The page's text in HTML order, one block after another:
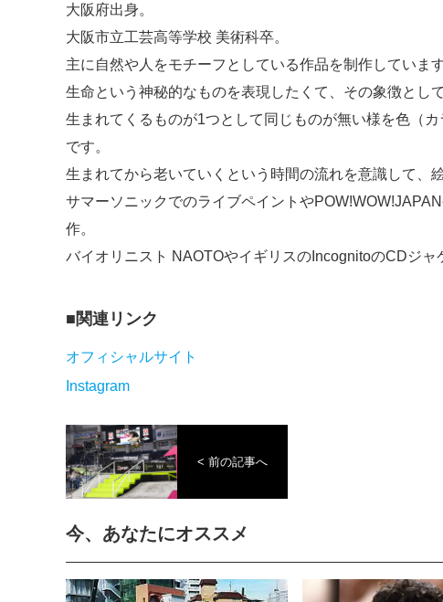
大阪府出身。
大阪市立工芸高等学校 美術科卒。
主に自然や人をモチーフとしている作品を制作しています
生命という神秘的なものを表現したくて、その象徴とし
生まれてくるものが1つとして同じものが無い様を色（
です。
生まれてから老いていくという時間の流れを意識して、
サマーソニックでのライブペイントや
作。
バイオリニスト NAOTOやイギリスのIncognitoのCDジャ
関連リンク
オフィシャルサイト
Instagram
< 前の記事へ
今、あなたにオススメ